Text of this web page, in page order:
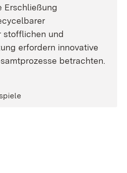
Erschließung
stofflichen und
erfordern innovative
betrachten.